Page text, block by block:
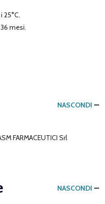
25°C.
mesi.
NASCONDI
FARMACEUTICI Srl
NASCONDI